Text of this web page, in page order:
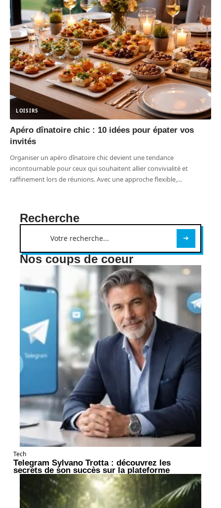
LOISIRS
Apéro dînatoire chic : 10 idées pour épater vos
invités
Organiser un apéro dînatoire chic devient une tendance
incontournable pour ceux qui souhaitent allier convivialité et
raffinement lors de réunions. Avec une approche flexible,…
Recherche
Nos coups de coeur
Tech
Telegram Sylvano Trotta : découvrez les
secrets de son succès sur la plateforme